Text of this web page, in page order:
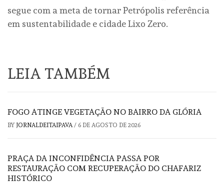
segue com a meta de tornar Petrópolis referência
em sustentabilidade e cidade Lixo Zero.
LEIA TAMBÉM
FOGO ATINGE VEGETAÇÃO NO BAIRRO DA GLÓRIA
BY JORNALDEITAIPAVA/ 6 DE AGOSTO DE 2026
PRAÇA DA INCONFIDÊNCIA PASSA POR
RESTAURAÇÃO COM RECUPERAÇÃO DO CHAFARIZ
HISTÓRICO